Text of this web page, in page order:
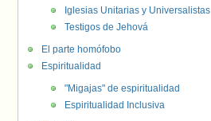
Iglesias Unitarias y Universalistas
Testigos de Jehová
El parte homófobo
Espiritualidad
"Migajas" de espiritualidad
Espiritualidad Inclusiva